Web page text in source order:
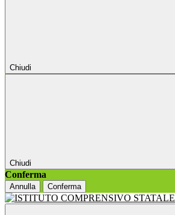
Chiudi
Chiudi
Conferma
Annulla Conferma